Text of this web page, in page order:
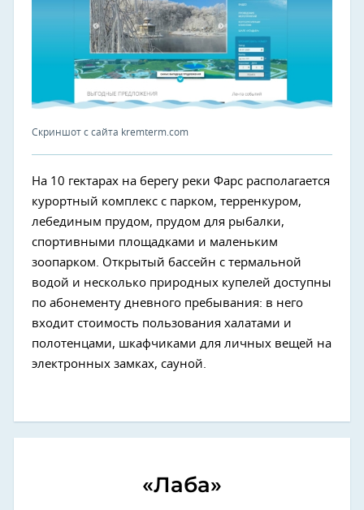
Скриншот с сайта kremterm.com
На 10 гектарах на берегу реки Фарс располагается
курортный комплекс с парком, терренкуром,
лебединым прудом, прудом для рыбалки,
спортивными площадками и маленьким
зоопарком. Открытый бассейн с термальной
водой и несколько природных купелей доступны
по абонементу дневного пребывания: в него
входит стоимость пользования халатами и
полотенцами, шкафчиками для личных вещей на
электронных замках, сауной.
«Лаба»